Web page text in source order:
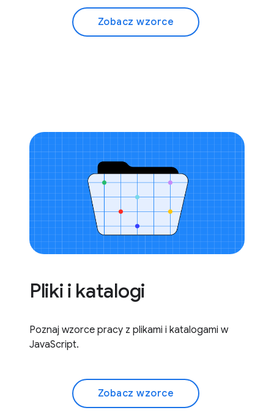
Zobacz wzorce
Pliki i katalogi
Poznaj wzorce pracy z plikami i katalogami w
JavaScript.
Zobacz wzorce